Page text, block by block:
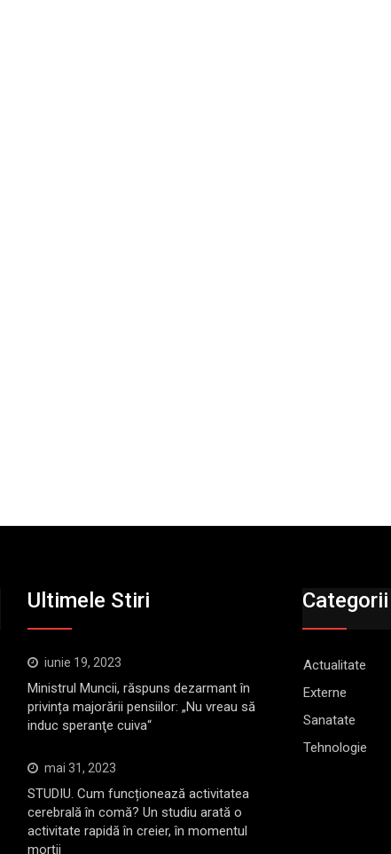
Ultimele Stiri
iunie 19, 2023
Ministrul Muncii, răspuns dezarmant în
privința majorării pensiilor: „Nu vreau să
induc speranţe cuiva“
mai 31, 2023
STUDIU. Cum funcționează activitatea
cerebrală în comă? Un studiu arată o
activitate rapidă în creier, în momentul
morții
Categorii
Actualitate
Externe
Sanatate
Tehnologie